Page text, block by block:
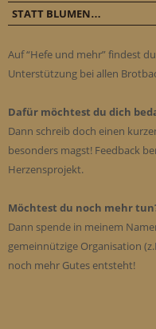
STATT BLUMEN…
Auf “Hefe und mehr” findest
Unterstützung bei allen
Dafür möchtest du dich
Dann schreib doch einen
besonders magst! Feedback
Herzensprojekt.
Möchtest du noch mehr
Dann spende in meinem
gemeinnützige Organisation
noch mehr Gutes entsteht!